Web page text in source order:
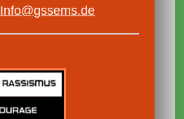
Info@gssems.de